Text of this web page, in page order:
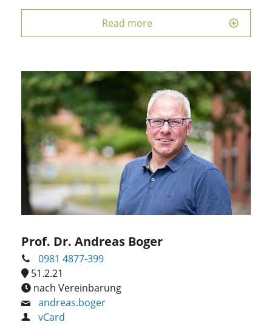
Read more
Prof. Dr. Andreas Boger
0981 4877-399
51.2.21
nach Vereinbarung
andreas.boger
vCard